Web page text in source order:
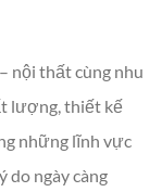
nội thất cùng nhu
lượng, thiết kế
những lĩnh vực
do ngày càng